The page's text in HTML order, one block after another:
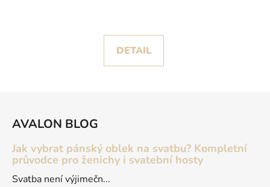
DETAIL
AVALON BLOG
Jak vybrat pánský oblek na svatbu? Kompletní
průvodce pro ženichy i svatební hosty
Svatba není výjimečn...